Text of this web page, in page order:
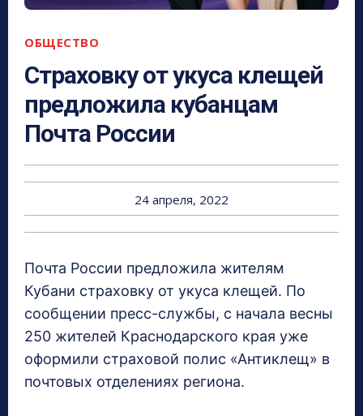
ОБЩЕСТВО
Страховку от укуса клещей
предложила кубанцам
Почта России
24 апреля, 2022
Почта России предложила жителям
Кубани страховку от укуса клещей. По
сообщении пресс-службы, с начала весны
250 жителей Краснодарского края уже
оформили страховой полис «Антиклещ» в
почтовых отделениях региона.